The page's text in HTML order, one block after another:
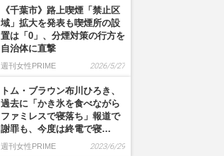
《千葉市》路上喫煙「禁止区
域」拡大を発表も喫煙所の設
置は「0」、分煙対策の行方を
自治体に直撃
週刊女性PRIME 2026/5/27
トム・ブラウン布川ひろき、
過去に「かき氷を食べながら
ファミレスで寝落ち」報道で
謝罪も、今度は終電で寝…
週刊女性PRIME 2023/6/29